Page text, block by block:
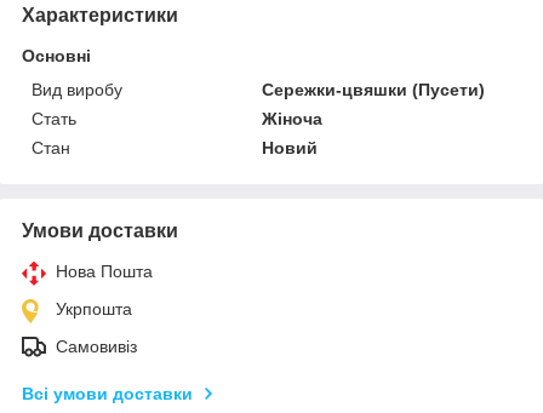
Характеристики
Основні
Вид виробу
Сережки-цвяшки (Пусети)
Стать
Жіноча
Стан
Новий
Умови доставки
Нова Пошта
Укрпошта
Самовивіз
Всі умови доставки